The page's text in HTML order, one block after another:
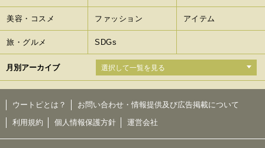
美容・コスメ ファッション アイテム
旅・グルメ SDGs
月別アーカイブ
ウートピとは？
お問い合わせ・情報提供及び広告掲載について
利用規約
個人情報保護方針 運営会社